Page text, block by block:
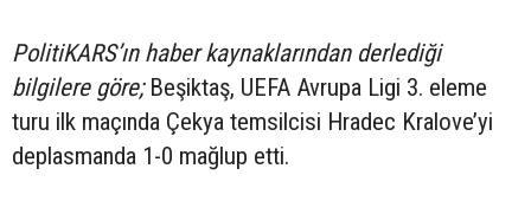
PolitiKARS’ın haber kaynaklarından derlediği
bilgilere göre;Beşiktaş, UEFA Avrupa Ligi 3. eleme
turu ilk maçında Çekya temsilcisi Hradec Kralove’yi
deplasmanda 1-0 mağlup etti.